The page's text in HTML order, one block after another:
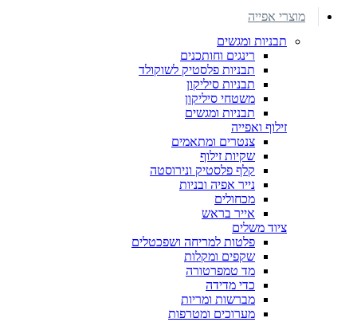
מוצרי אפייה
תבניות ומגשים
רינגים וחותכנים
תבניות פלסטיק לשוקולד
תבניות סיליקון
משטחי סיליקון
תבניות ומגשים
זילוף ואפייה
צנטרים ומתאמים
שקיות זילוף
קלף פלסטיק ונירוסטה
נייר אפיה ובניות
מכחולים
אייר בראש
ציוד משלים
פלטות למריחה ושפכטלים
שקפים ומקלות
מד טמפרטורה
כדי מדידה
מברשות ומריות
מערוכים ומטרפות